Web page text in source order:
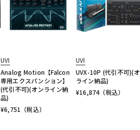
UVI
Analog Motion【Falcon
専用エクスパンション】
(代引不可)(オンライン納
品)
¥6,751 （税込）
UVI
UVX-10P (代引不可)(
ライン納品)
¥16,874（税込）